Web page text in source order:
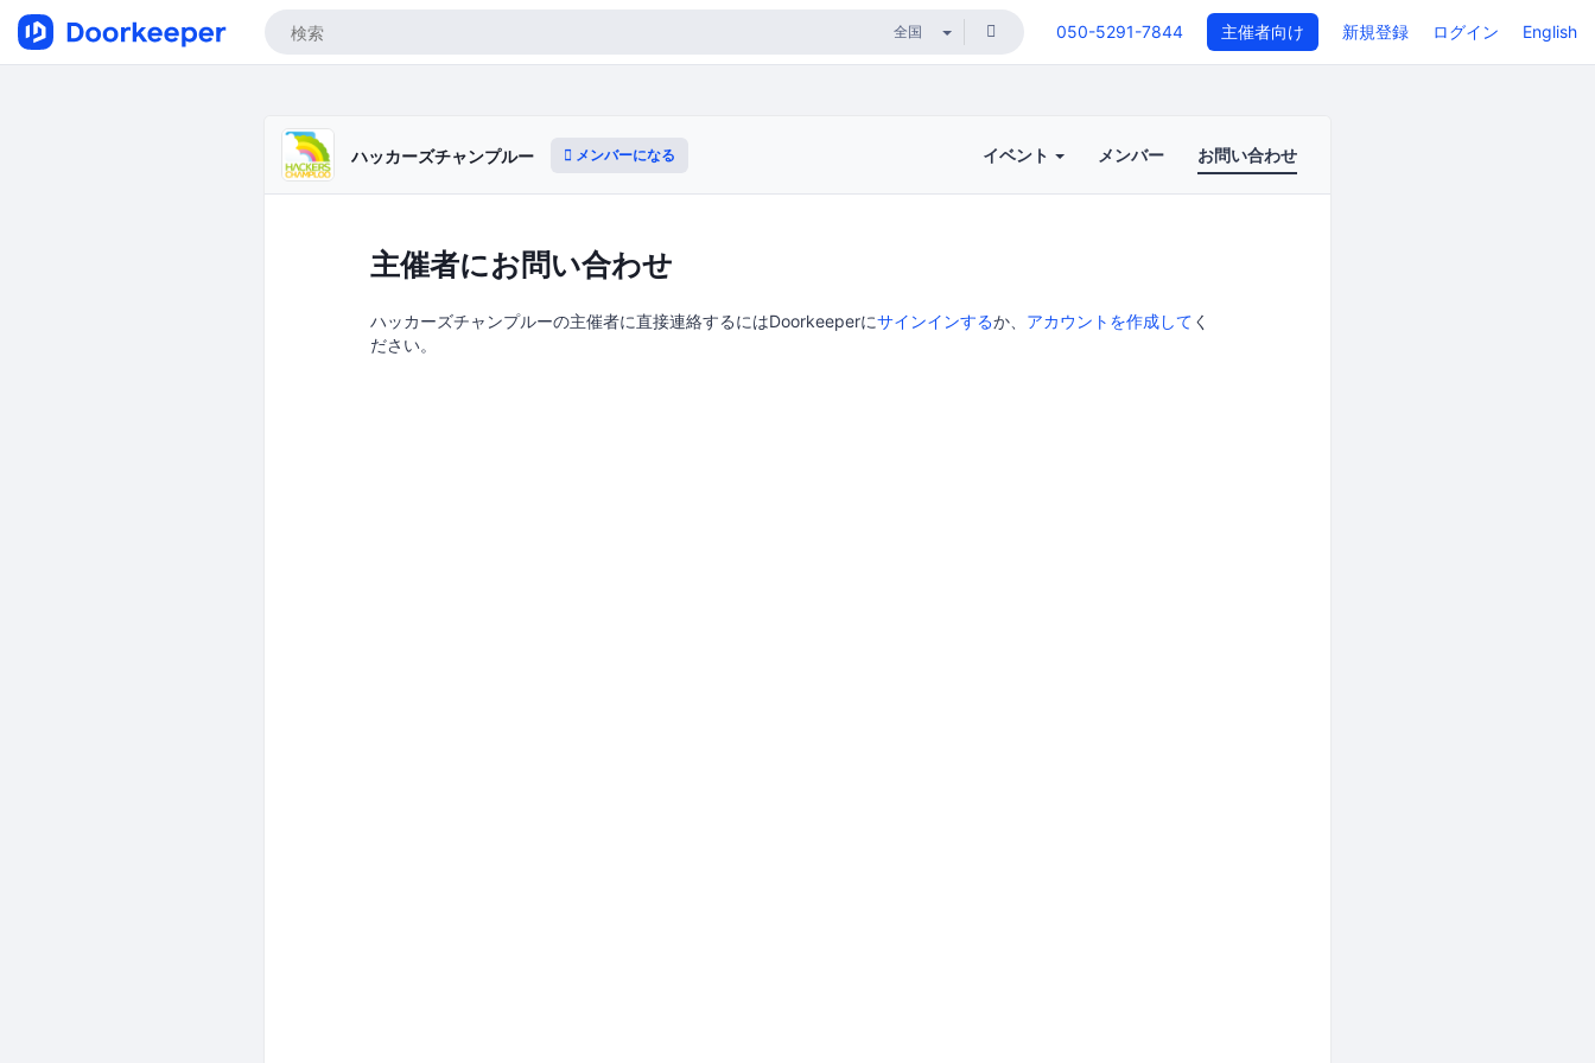
050-5291-7844 主催者向け 新規登録 ログイン English
ハッカーズチャンプルー メンバーになる イベント メンバー お問い合わせ
主催者にお問い合わせ
ハッカーズチャンプルーの主催者に直接連絡するにはDoorkeeperにサインインするか、 アカウントを作成して く
ださい。